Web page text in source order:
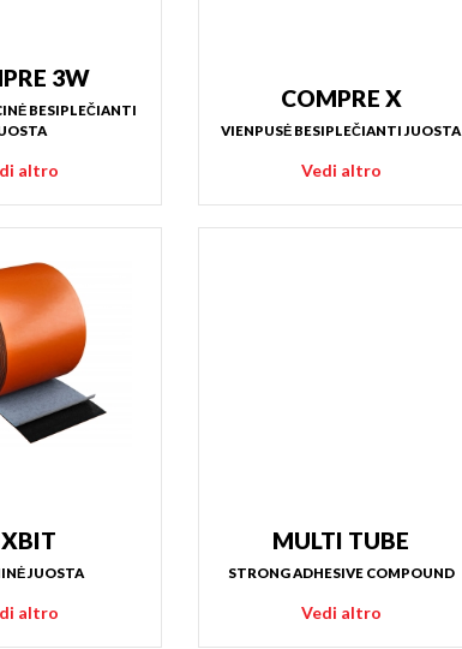
3W
BESIPLEČIANTI
altro
COMPRE X
VIENPUSĖ BESIPLEČIANTI JUOSTA
Vedi altro
JUOSTA
altro
MULTI TUBE
STRONG ADHESIVE COMPOUND
Vedi altro